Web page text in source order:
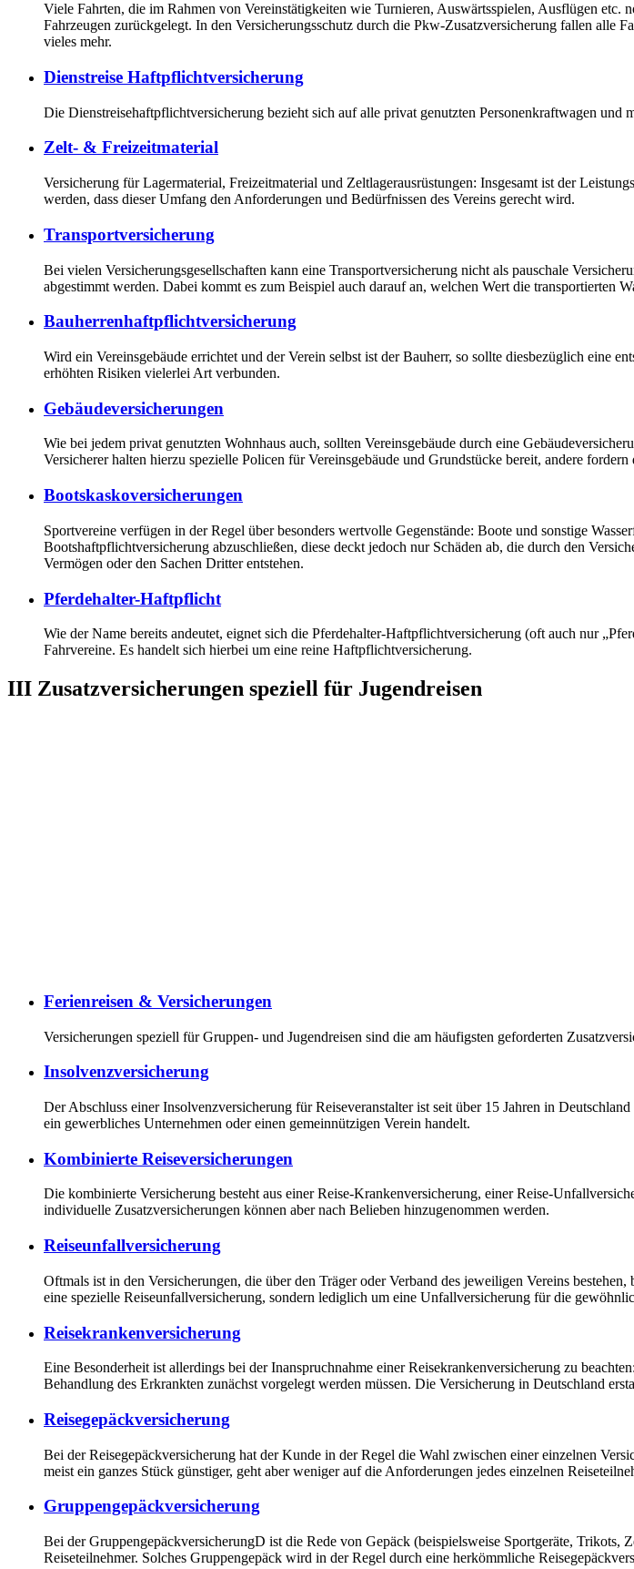
Viele Fahrten, die im Rahmen von Vereinstätigkeiten wie Turnieren, Auswärtsspielen, Ausflügen
Fahrzeugen zurückgelegt. In den Versicherungsschutz durch die Pkw-Zusatzversicherung fallen alle
vieles mehr.
Dienstreise Haftpflichtversicherung
Die Dienstreisehaftpflichtversicherung bezieht sich auf alle privat genutzten Personenkraftwagen
Zelt- & Freizeitmaterial
Versicherung für Lagermaterial, Freizeitmaterial und Zeltlagerausrüstungen: Insgesamt ist der
werden, dass dieser Umfang den Anforderungen und Bedürfnissen des Vereins gerecht wird.
Transportversicherung
Bei vielen Versicherungsgesellschaften kann eine Transportversicherung nicht als pauschale
abgestimmt werden. Dabei kommt es zum Beispiel auch darauf an, welchen Wert die transportierten
Bauherrenhaftpflichtversicherung
Wird ein Vereinsgebäude errichtet und der Verein selbst ist der Bauherr, so sollte diesbezüglich eine
erhöhten Risiken vielerlei Art verbunden.
Gebäudeversicherungen
Wie bei jedem privat genutzten Wohnhaus auch, sollten Vereinsgebäude durch eine
Versicherer halten hierzu spezielle Policen für Vereinsgebäude und Grundstücke bereit, andere
Bootskaskoversicherungen
Sportvereine verfügen in der Regel über besonders wertvolle Gegenstände: Boote und sonstige
Bootshaftpflichtversicherung abzuschließen, diese deckt jedoch nur Schäden ab, die durch den
Vermögen oder den Sachen Dritter entstehen.
Pferdehalter-Haftpflicht
Wie der Name bereits andeutet, eignet sich die Pferdehalter-Haftpflichtversicherung (oft auch nur
Fahrvereine. Es handelt sich hierbei um eine reine Haftpflichtversicherung.
III Zusatzversicherungen speziell für Jugendreisen
Ferienreisen & Versicherungen
Versicherungen speziell für Gruppen- und Jugendreisen sind die am häufigsten geforderten
Insolvenzversicherung
Der Abschluss einer Insolvenzversicherung für Reiseveranstalter ist seit über 15 Jahren in
ein gewerbliches Unternehmen oder einen gemeinnützigen Verein handelt.
Kombinierte Reiseversicherungen
Die kombinierte Versicherung besteht aus einer Reise-Krankenversicherung, einer Reise-
individuelle Zusatzversicherungen können aber nach Belieben hinzugenommen werden.
Reiseunfallversicherung
Oftmals ist in den Versicherungen, die über den Träger oder Verband des jeweiligen Vereins
eine spezielle Reiseunfallversicherung, sondern lediglich um eine Unfallversicherung für die
Reisekrankenversicherung
Eine Besonderheit ist allerdings bei der Inanspruchnahme einer Reisekrankenversicherung zu
Behandlung des Erkrankten zunächst vorgelegt werden müssen. Die Versicherung in Deutschland
Reisegepäckversicherung
Bei der Reisegepäckversicherung hat der Kunde in der Regel die Wahl zwischen einer einzelnen
meist ein ganzes Stück günstiger, geht aber weniger auf die Anforderungen jedes einzelnen
Gruppengepäckversicherung
Bei der GruppengepäckversicherungD ist die Rede von Gepäck (beispielsweise Sportgeräte,
Reiseteilnehmer. Solches Gruppengepäck wird in der Regel durch eine herkömmliche